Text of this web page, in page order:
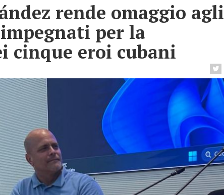
rende omaggio agli
per la
cinque eroi cubani